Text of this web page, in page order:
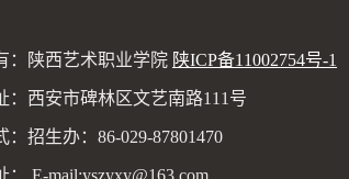
：陕西艺术职业学院 陕ICP备11002754号-1
安市碑林区文艺南路111号
：招生办：86-029-87801470
： E-mail:yszyxy@163.com